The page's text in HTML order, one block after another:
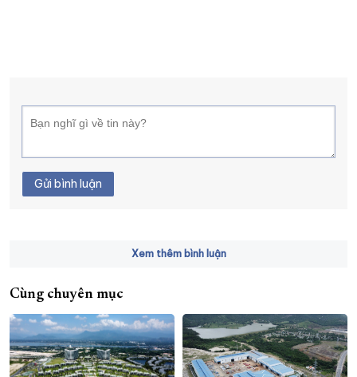
Gửi bình luận
Xem thêm bình luận
Cùng chuyên mục